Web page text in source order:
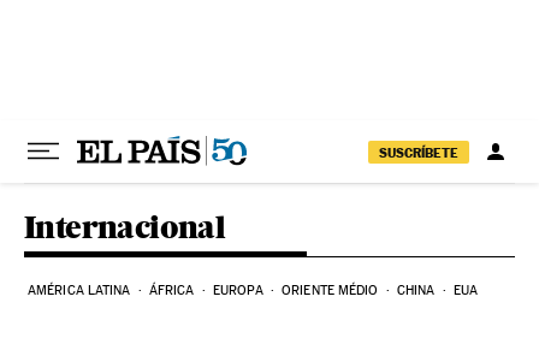
SUSCRÍBETE
Internacional
AMÉRICA LATINA ÁFRICA EUROPA ORIENTE MÉDIO CHINA EUA